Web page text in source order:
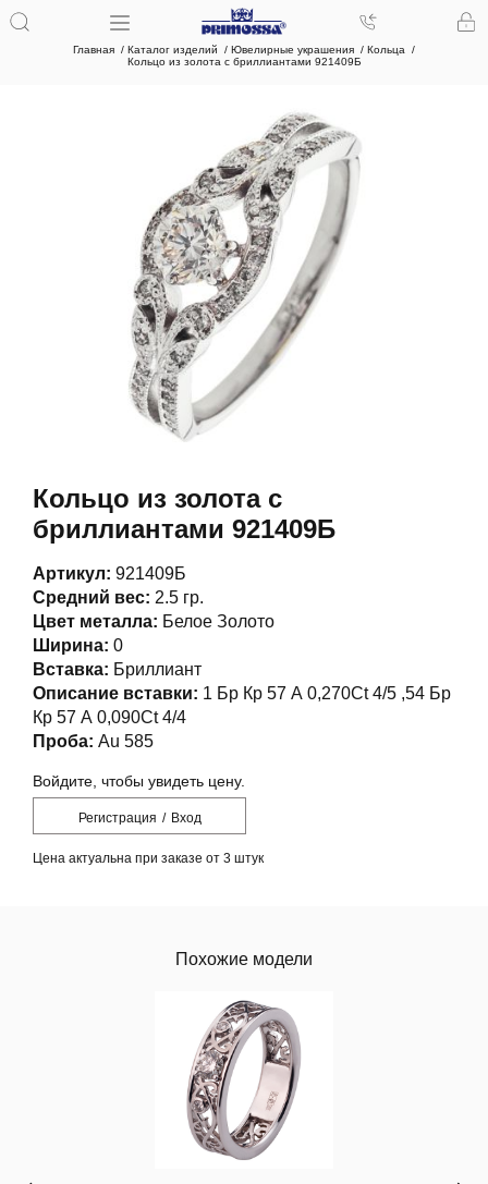
Главная Каталог изделий Ювелирные украшения
Кольца
Кольцо из золота с бриллиантами 921409Б
Кольцо из золота с
бриллиантами 921409Б
Артикул: 921409Б
Средний вес: 2.5 гр.
Цвет металла: Белое Золото
Ширина: 0
Вставка: Бриллиант
Описание вставки: 1 Бр Кр 57 А 0,270Ct 4/5 ,54 Бр
Кр 57 А 0,090Ct 4/4
Проба: Au 585
Войдите, чтобы увидеть цену.
Регистрация / Вход
Цена актуальна при заказе от 3 штук
Похожие модели